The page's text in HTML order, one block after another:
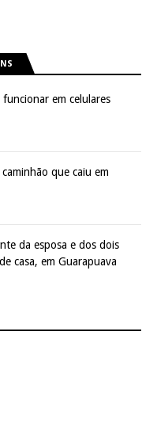
em celulares
que caiu em
da esposa e dos dois
casa, em Guarapuava